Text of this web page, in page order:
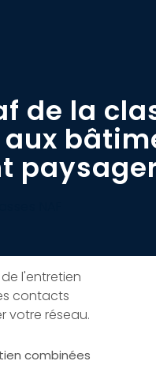
de la
l'entretien
contacts
votre réseau.
combinées